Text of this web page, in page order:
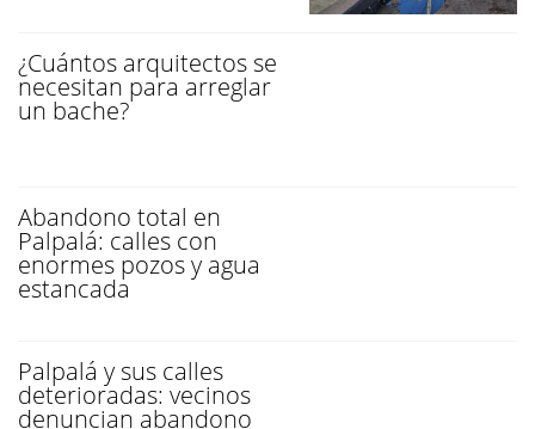
¿Cuántos arquitectos se
necesitan para arreglar
un bache?
Abandono total en
Palpalá: calles con
enormes pozos y agua
estancada
Palpalá y sus calles
deterioradas: vecinos
denuncian abandono